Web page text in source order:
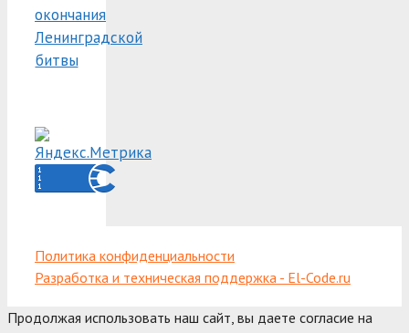
окончания
Ленинградской
битвы
Политика конфиденциальности
Разработка и техническая поддержка - El-Code.ru
Продолжая использовать наш сайт, вы даете согласие на